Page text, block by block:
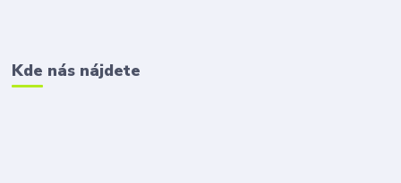
Kde nás nájdete